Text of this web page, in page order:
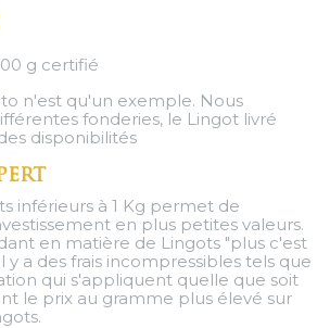
g certifié
n'est qu'un exemple. Nous
fonderies, le Lingot livré
disponibilités
inférieurs à 1 Kg permet de
en plus petites valeurs.
en matière de Lingots "plus c'est
y a des frais incompressibles tels que
qui s'appliquent quelle que soit
le prix au gramme plus élevé sur